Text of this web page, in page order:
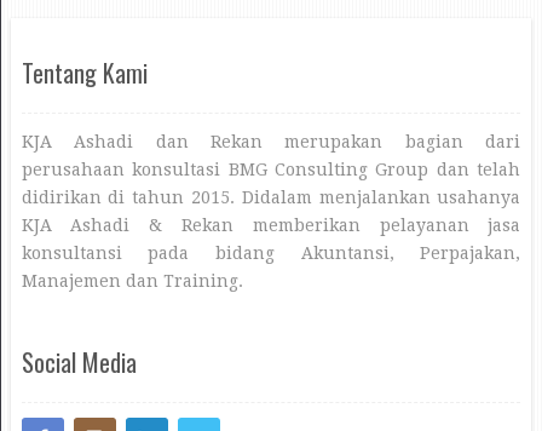
Tentang Kami
KJA Ashadi dan Rekan merupakan bagian dari
perusahaan konsultasi BMG Consulting Group dan telah
didirikan di tahun 2015. Didalam menjalankan usahanya
KJA Ashadi & Rekan memberikan pelayanan jasa
konsultansi pada bidang Akuntansi, Perpajakan,
Manajemen dan Training.
Social Media